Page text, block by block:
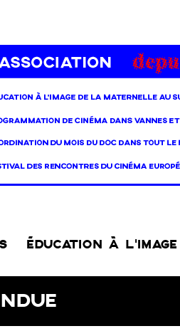
ÉDUCATION À L’IMAGE